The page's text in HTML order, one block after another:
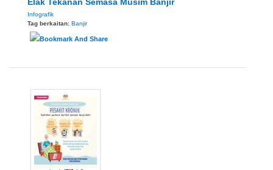
Infografik
Tag berkaitan: Banjir